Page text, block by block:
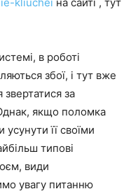
в роботі
збої, і тут вже
за
якщо поломка
її своїми
типові
види
увагу питанню